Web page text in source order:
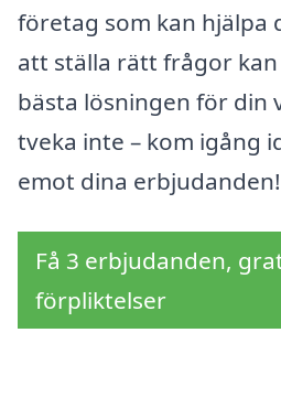
företag som kan hjälpa
att ställa rätt frågor
bästa lösningen för din
tveka inte – kom igång
emot dina erbjudanden!
Få 3 erbjudanden,
förpliktelser